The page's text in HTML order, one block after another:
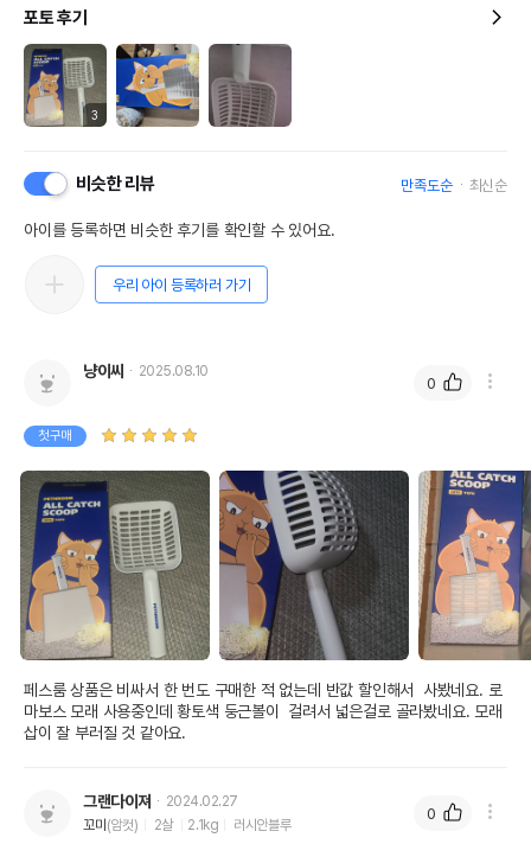
포토 후기
3
비슷한 리뷰 만족도순 최신순
아이를 등록하면 비슷한 후기를 확인할 수 있어요.
우리 아이 등록하러 가기
냥이씨 2025.08.10
첫구매
페스룸 상품은 비싸서 한 번도 구매한 적 없는데 반값 할인해서  사봤네요. 로
마보스 모래 사용중인데 황토색 둥근볼이  걸려서 넓은걸로 골라봤네요. 모래
삽이 잘 부러질 것 같아요.
0
그랜다이져
2024.02.27
꼬미 (암컷) 2살 2.1kg 러시안블루
0